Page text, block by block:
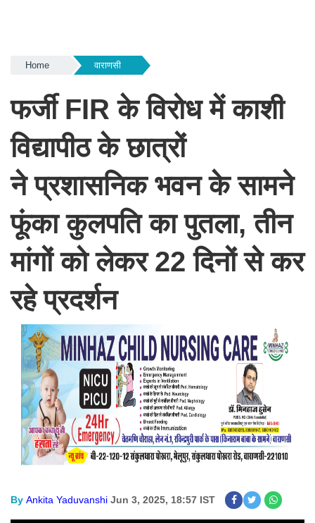
Home वाराणसी
फर्जी FIR के विरोध में काशी
विद्यापीठ के छात्रों
ने प्रशासनिक भवन के सामने
फूंका कुलपति का पुतला, तीन
मांगों को लेकर 22 दिनों से कर
रहे प्रदर्शन
By Ankita Yaduvanshi Jun 3, 2025, 18:57 IST